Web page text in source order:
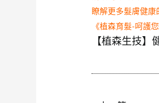
瞭解更多髮膚健
《植森育髮-呵護
【植森生技